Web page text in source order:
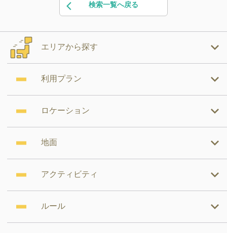
検索一覧へ戻る
エリアから探す
利用プラン
ロケーション
地面
アクティビティ
ルール